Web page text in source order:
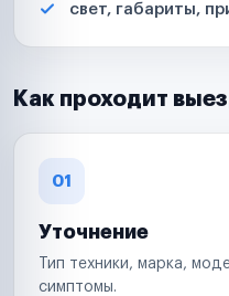
свет, габариты,
Как проходит
01
Уточнение
Тип техники, марка,
симптомы.